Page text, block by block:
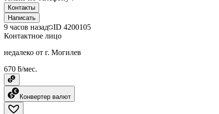
Контакты
Написать
9 часов назад ID 4200105
Контактное лицо
недалеко от г. Могилев
670 ƃ/мес.
Конвертер валют